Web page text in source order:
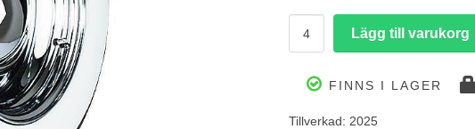
FINNS I LAGER
Tillverkad: 2025